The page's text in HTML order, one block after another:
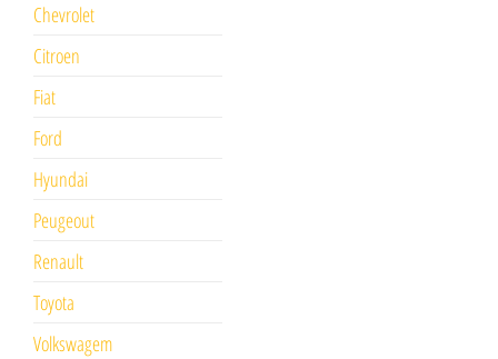
Chevrolet
Citroen
Fiat
Ford
Hyundai
Peugeout
Renault
Toyota
Volkswagem